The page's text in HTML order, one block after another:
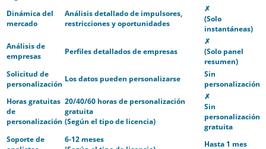
Dinámica del
mercado
Análisis detallado de impulsores,
restricciones y oportunidades
✗
(Solo
instantáneas)
Análisis de
empresas
Perfiles detallados de empresas
✗
(Solo panel
resumen)
Solicitud de
personalización
Los datos pueden personalizarse
Sin
personalización
Horas gratuitas
de
personalización
20/40/60 horas de personalización
gratuita
(Según el tipo de licencia)
✗
Sin
personalización
gratuita
Soporte de
6-12 meses
Hasta 1 mes